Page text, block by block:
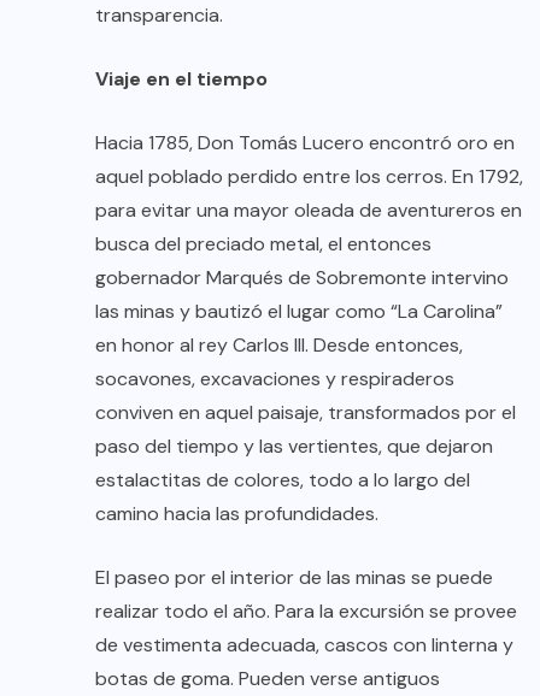
transparencia.
Viaje en el tiempo
Hacia 1785, Don Tomás Lucero encontró oro en
aquel poblado perdido entre los cerros. En 1792,
para evitar una mayor oleada de aventureros en
busca del preciado metal, el entonces
gobernador Marqués de Sobremonte intervino
las minas y bautizó el lugar como “La Carolina”
en honor al rey Carlos III. Desde entonces,
socavones, excavaciones y respiraderos
conviven en aquel paisaje, transformados por el
paso del tiempo y las vertientes, que dejaron
estalactitas de colores, todo a lo largo del
camino hacia las profundidades.
El paseo por el interior de las minas se puede
realizar todo el año. Para la excursión se provee
de vestimenta adecuada, cascos con linterna y
botas de goma. Pueden verse antiguos